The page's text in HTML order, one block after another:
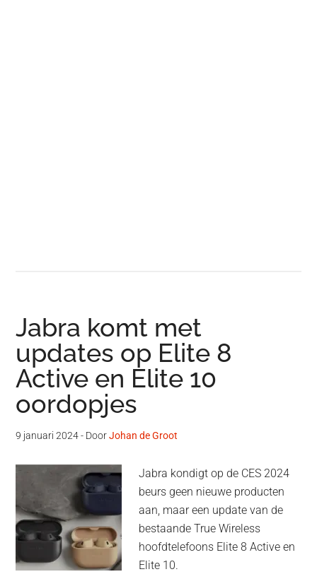
Jabra komt met
updates op Elite 8
Active en Elite 10
oordopjes
9 januari 2024- DoorJohan de Groot
Jabra kondigt op de CES 2024
beurs geen nieuwe producten
aan, maar een update van de
bestaande True Wireless
hoofdtelefoons Elite 8 Active en
Elite 10.